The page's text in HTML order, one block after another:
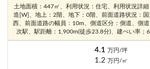
土地面積：447㎡、利用状況：住宅、利用状況詳
造[W]、地上：2階、地下：0階、前面道路状況：国
西、前面道路の幅員：10m、側道区分：側道、側
次駅、駅距離：1,900m(徒歩23.8分)、建ぺい率；
4.1 万円/坪
1.2 万円/㎡